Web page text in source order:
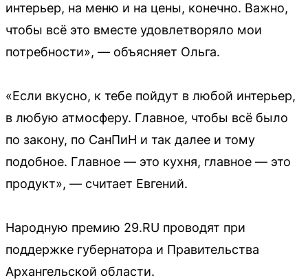
интерьер, на меню и на цены, конечно. Важно,
чтобы всё это вместе удовлетворяло мои
потребности», — объясняет Ольга.
«Если вкусно, к тебе пойдут в любой интерьер,
в любую атмосферу. Главное, чтобы всё было
по закону, по СанПиН и так далее и тому
подобное. Главное — это кухня, главное — это
продукт», — считает Евгений.
Народную премию 29.RU проводят при
поддержке губернатора и Правительства
Архангельской области.